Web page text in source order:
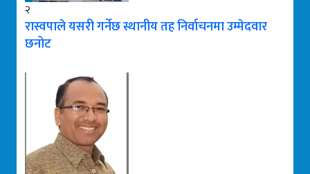
२
रास्वपाले यसरी गर्नेछ स्थानीय तह निर्वाचनमा उम्मेदवार
छनोट